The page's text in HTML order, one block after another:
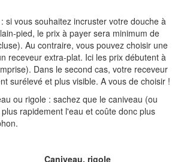
si vous souhaitez incruster votre douche à
pied, le prix à payer sera minimum de
Au contraire, vous pouvez choisir une
receveur extra-plat. Ici les prix débutent à
Dans le second cas, votre receveur
surélevé et plus visible. A vous de choisir !
ou rigole : sachez que le caniveau (ou
rapidement l'eau et coûte donc plus
Caniveau, rigole